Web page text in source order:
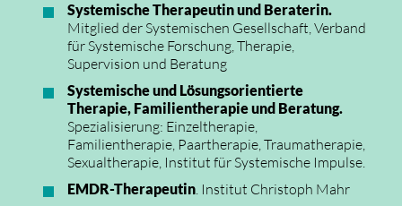
Systemische Therapeutin und Beraterin.
Mitglied der Systemischen Gesellschaft, Verband
für Systemische Forschung, Therapie,
Supervision und Beratung
Systemische und Lösungsorientierte
Therapie, Familientherapie und Beratung.
Spezialisierung: Einzeltherapie,
Familientherapie, Paartherapie, Traumatherapie,
Sexualtherapie, Institut für Systemische Impulse.
EMDR-Therapeutin. Institut Christoph Mahr